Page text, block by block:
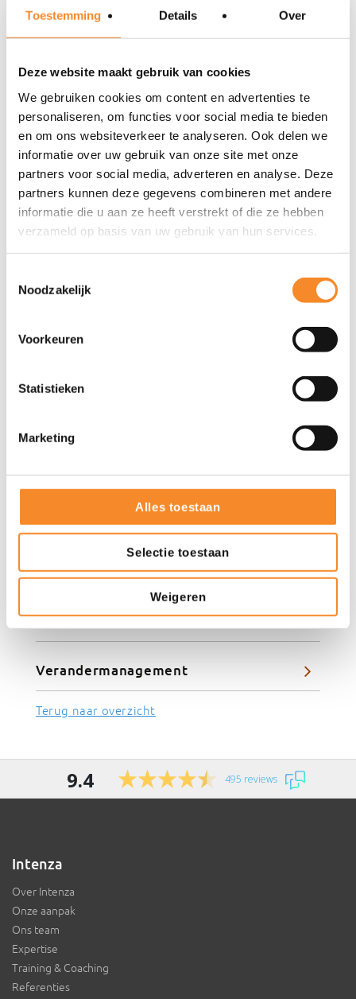
Toestemming Details Over
Deze website maakt gebruik van cookies
We gebruiken cookies om content en advertenties te
personaliseren, om functies voor social media te bieden
en om ons websiteverkeer te analyseren. Ook delen we
informatie over uw gebruik van onze site met onze
partners voor social media, adverteren en analyse. Deze
partners kunnen deze gegevens combineren met andere
informatie die u aan ze heeft verstrekt of die ze hebben
verzameld op basis van uw gebruik van hun services.
Noodzakelijk
Voorkeuren
Statistieken
Marketing
Alles toestaan
Selectie toestaan
Weigeren
Terug naar overzicht
Grip op werk en energie
Gedragsprofielen en
talentontwikkeling
Coaching & groei
Leiderschap
Sales
Klantgerichtheid
Coaching
Verandermanagement
9.4 495 reviews
Intenza
Over Intenza
Onze aanpak
Ons team
Expertise
Training & Coaching
Referenties